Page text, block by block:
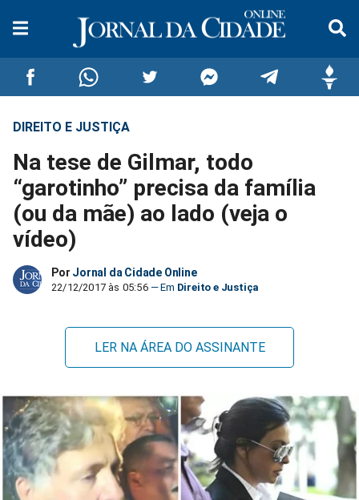
Compartilhar
no
Facebook
Compartilhar
no
Whatsapp
Compartilhar
no
Twitter
no
MessengerTelegram
DIREITO E JUSTIÇA
Na tese de Gilmar, todo
“garotinho” precisa da família
(ou da mãe) ao lado (veja o
vídeo)
Por Jornal da Cidade Online
22/12/2017 às 05:56 Direito e Justiça
LER NA ÁREA DO ASSINANTE